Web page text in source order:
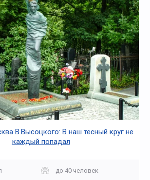
В.Высоцкого: В наш тесный круг не
каждый попадал
до 40 человек